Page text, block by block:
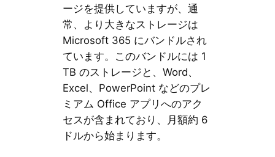
ージを提供していますが、通
常、より大きなストレージは
Microsoft 365 にバンドルされ
ています。このバンドルには 1
TB のストレージと、Word、
Excel、PowerPoint などのプレ
ミアム Office アプリへのアク
セスが含まれており、月額約 6
ドルから始まります。